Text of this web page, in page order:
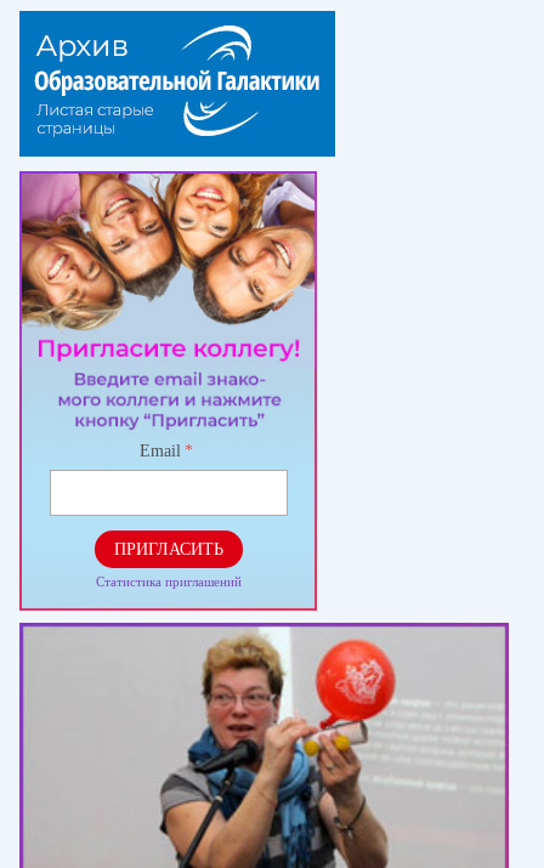
Email *
ПРИГЛАСИТЬ
Статистика приглашений